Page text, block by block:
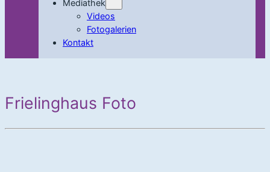
Mediathek
Videos
Fotogalerien
Kontakt
Frielinghaus Foto